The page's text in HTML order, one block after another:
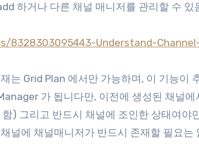
하거나 다른 채널 매니저를 관리할 수 있
8328303095443-Understand-
는 Grid Plan 에서만 가능하며, 이 기능이
가 됩니다만, 이전에 생성된 채널
) 그리고 반드시 채널에 조인한 상태여야
널에 채널매니저가 반드시 존재할 필요는